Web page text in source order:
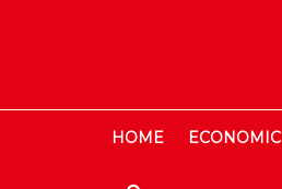
HOME ECONOMIC